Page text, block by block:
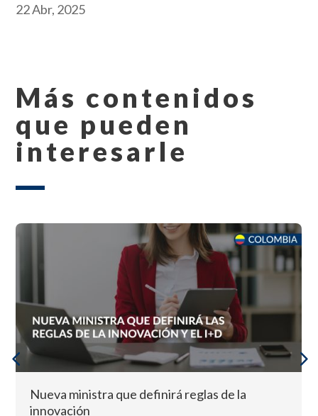
22 Abr, 2025
Más contenidos
que pueden
interesarle
Nueva ministra que definirá reglas de la
innovación